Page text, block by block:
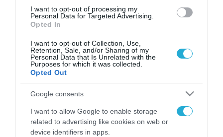
I want to opt-out of processing my
Personal Data for Targeted Advertising.
Opted In
I want to opt-out of Collection, Use,
Retention, Sale, and/or Sharing of my
Personal Data that Is Unrelated with the
Purposes for which it was collected.
Opted Out
Google consents
I want to allow Google to enable storage
related to advertising like cookies on web or
device identifiers in apps.
ΡΟΗ ΕΙΔΗΣΕΩΝ
Το χρηματοδοτούμενο
από την ΕΕ έργο “The
Gaming Police”
ενισχύει την ασφάλεια
των παιδιών στο
31.07.2026